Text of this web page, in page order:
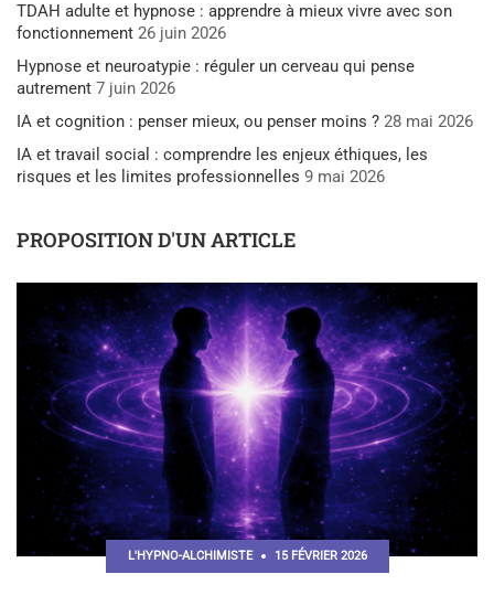
TDAH adulte et hypnose : apprendre à mieux vivre avec son
fonctionnement 26 juin 2026
Hypnose et neuroatypie : réguler un cerveau qui pense
autrement 7 juin 2026
IA et cognition : penser mieux, ou penser moins ? 28 mai 2026
IA et travail social : comprendre les enjeux éthiques, les
risques et les limites professionnelles 9 mai 2026
PROPOSITION D'UN ARTICLE
L'HYPNO-ALCHIMISTE 15 FÉVRIER 2026